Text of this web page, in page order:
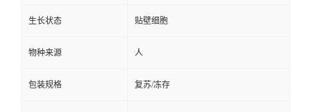
生长状态 贴壁细胞
物种来源 人
包装规格 复苏/冻存